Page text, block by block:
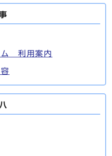
ム 利用案内